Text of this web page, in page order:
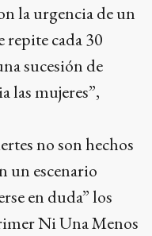
la urgencia de un
repite cada 30
sucesión de
las mujeres”,
no son hechos
un escenario
en duda” los
Ni Una Menos